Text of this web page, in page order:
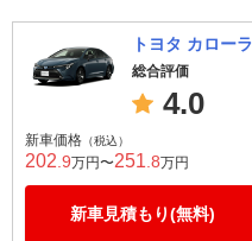
トヨタ カローラ
総合評価
4.0
新車価格 （税込）
202.9万円〜251.8万円
新車見積もり(無料)